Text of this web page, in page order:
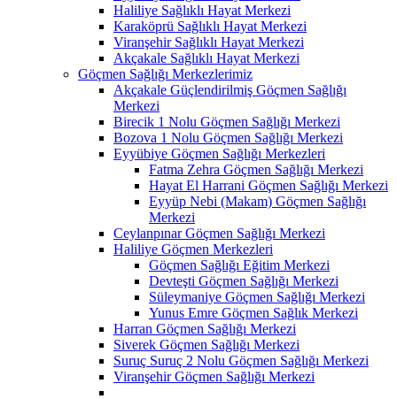
Haliliye Sağlıklı Hayat Merkezi
Karaköprü Sağlıklı Hayat Merkezi
Viranşehir Sağlıklı Hayat Merkezi
Akçakale Sağlıklı Hayat Merkezi
Göçmen Sağlığı Merkezlerimiz
Akçakale Güçlendirilmiş Göçmen Sağlığı
Merkezi
Birecik 1 Nolu Göçmen Sağlığı Merkezi
Bozova 1 Nolu Göçmen Sağlığı Merkezi
Eyyübiye Göçmen Sağlığı Merkezleri
Fatma Zehra Göçmen Sağlığı Merkezi
Hayat El Harrani Göçmen Sağlığı Merkezi
Eyyüp Nebi (Makam) Göçmen Sağlığı
Merkezi
Ceylanpınar Göçmen Sağlığı Merkezi
Haliliye Göçmen Merkezleri
Göçmen Sağlığı Eğitim Merkezi
Devteşti Göçmen Sağlığı Merkezi
Süleymaniye Göçmen Sağlığı Merkezi
Yunus Emre Göçmen Sağlık Merkezi
Harran Göçmen Sağlığı Merkezi
Siverek Göçmen Sağlığı Merkezi
Suruç Suruç 2 Nolu Göçmen Sağlığı Merkezi
Viranşehir Göçmen Sağlığı Merkezi